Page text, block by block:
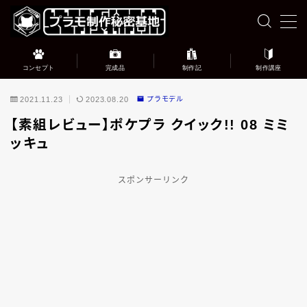
MENU
完成品ギャラリー
コンセプト 完成品 制作記 制作講座
2021.11.23 2023.08.20 プラモデル
【素組レビュー】ポケプラ クイック!! 08 ミミ
ッキュ
スポンサーリンク